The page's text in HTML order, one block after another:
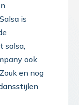
is
salsa,
ook
en nog